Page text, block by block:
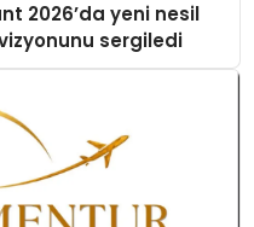
2026’da yeni nesil
sergiledi